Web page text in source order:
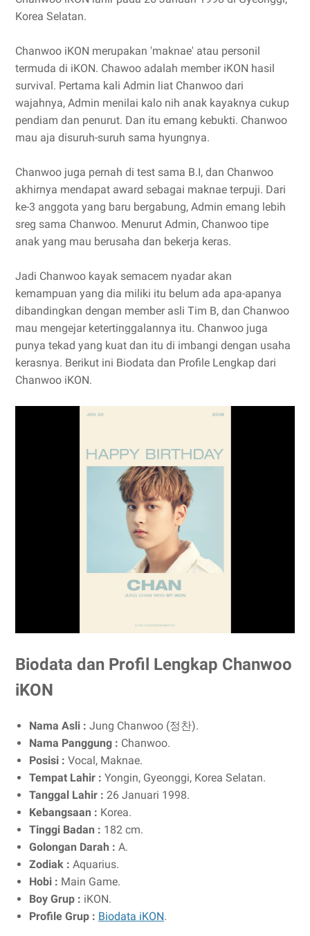
Korea Selatan.
Chanwoo iKON merupakan 'maknae' atau personil
termuda di iKON. Chawoo adalah member iKON hasil
survival. Pertama kali Admin liat Chanwoo dari
wajahnya, Admin menilai kalo nih anak kayaknya cukup
pendiam dan penurut. Dan itu emang kebukti. Chanwoo
mau aja disuruh-suruh sama hyungnya.
Chanwoo juga pernah di test sama B.I, dan Chanwoo
akhirnya mendapat award sebagai maknae terpuji. Dari
ke-3 anggota yang baru bergabung, Admin emang lebih
sreg sama Chanwoo. Menurut Admin, Chanwoo tipe
anak yang mau berusaha dan bekerja keras.
Jadi Chanwoo kayak semacem nyadar akan
kemampuan yang dia miliki itu belum ada apa-apanya
dibandingkan dengan member asli Tim B, dan Chanwoo
mau mengejar ketertinggalannya itu. Chanwoo juga
punya tekad yang kuat dan itu di imbangi dengan usaha
kerasnya. Berikut ini Biodata dan Profile Lengkap dari
Chanwoo iKON.
Biodata dan Profil Lengkap Chanwoo
iKON
Nama Asli : Jung Chanwoo (정찬).
Nama Panggung : Chanwoo.
Posisi : Vocal, Maknae.
Tempat Lahir : Yongin, Gyeonggi, Korea Selatan.
Tanggal Lahir : 26 Januari 1998.
Kebangsaan : Korea.
Tinggi Badan : 182 cm.
Golongan Darah : A.
Zodiak : Aquarius.
Hobi : Main Game.
Boy Grup : iKON.
Profile Grup : Biodata iKON.